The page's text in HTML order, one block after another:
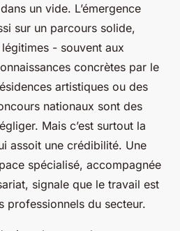
un vide. L’émergence
sur un parcours solide,
- souvent aux
concrètes par le
artistiques ou des
nationaux sont des
Mais c’est surtout la
assoit une crédibilité. Une
spécialisé, accompagnée
signale que le travail est
professionnels du secteur.